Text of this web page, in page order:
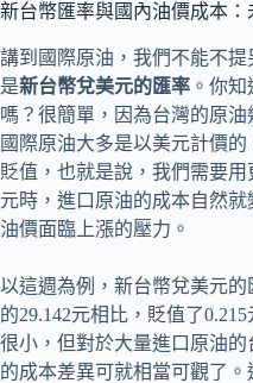
新台幣匯率與國內油價成本：
講到國際原油，我們不能不
是新台幣兌美元的匯率 。你
嗎？很簡單，因為台灣的原
國際原油大多是以美元計價
貶值，也就是說，我們需要
元時，進口原油的成本自然
油價面臨上漲的壓力。
以這週為例，新台幣兌美元的
的29.142元相比，貶值了
很小，但對於大量進口原油
的成本差異可就相當可觀了